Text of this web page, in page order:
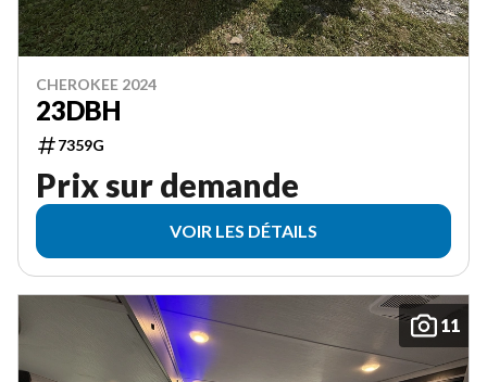
CHEROKEE 2024
23DBH
7359G
Prix sur demande
VOIR LES DÉTAILS
11